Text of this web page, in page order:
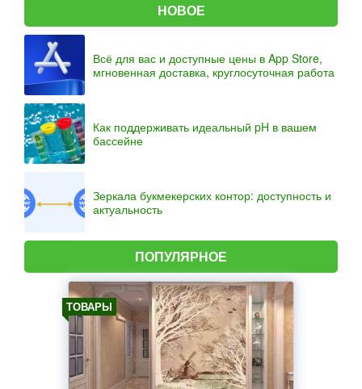
НОВОЕ
Всё для вас и доступные цены в App Store,
мгновенная доставка, круглосуточная работа
Как поддерживать идеальный pH в вашем
бассейне
Зеркала букмекерских контор: доступность и
актуальность
ПОПУЛЯРНОЕ
ТОВАРЫ